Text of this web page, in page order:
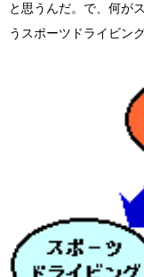
と思うんだ。で、何が
うスポーツドライビン